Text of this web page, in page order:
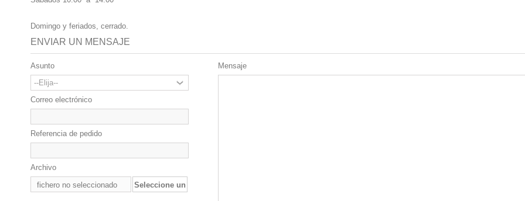
Domingo y feriados, cerrado.
ENVIAR UN MENSAJE
Asunto
Correo electrónico
Referencia de pedido
Archivo
fichero no seleccionado
Seleccione un
Mensaje